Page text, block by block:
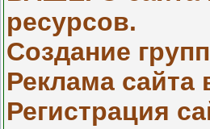
ресурсов.
Создание
Реклама сайта
Регистрация